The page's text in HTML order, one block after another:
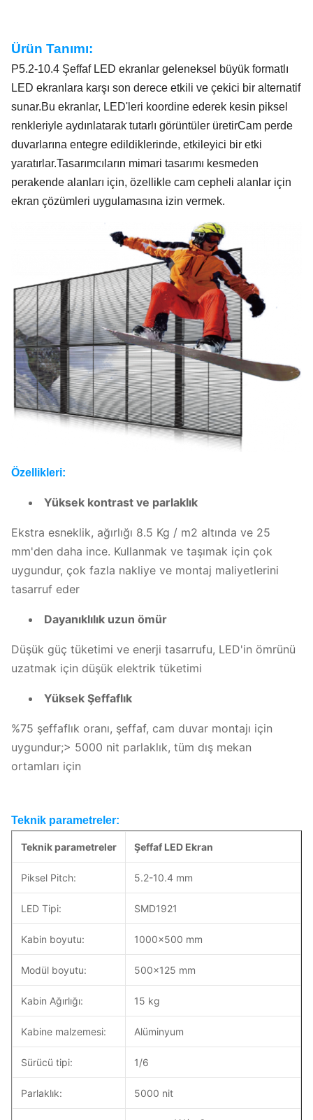
Ürün Tanımı:
P5.2-10.4 Şeffaf LED ekranlar geleneksel büyük formatlı
LED ekranlara karşı son derece etkili ve çekici bir alternatif
sunar.Bu ekranlar, LED'leri koordine ederek kesin piksel
renkleriyle aydınlatarak tutarlı görüntüler üretirCam perde
duvarlarına entegre edildiklerinde, etkileyici bir etki
yaratırlar.Tasarımcıların mimari tasarımı kesmeden
perakende alanları için, özellikle cam cepheli alanlar için
ekran çözümleri uygulamasına izin vermek.
Özellikleri:
Yüksek kontrast ve parlaklık
Ekstra esneklik, ağırlığı 8.5 Kg / m2 altında ve 25
mm'den daha ince. Kullanmak ve taşımak için çok
uygundur, çok fazla nakliye ve montaj maliyetlerini
tasarruf eder
Dayanıklılık uzun ömür
Düşük güç tüketimi ve enerji tasarrufu, LED'in ömrünü
uzatmak için düşük elektrik tüketimi
Yüksek Şeffaflık
%75 şeffaflık oranı, şeffaf, cam duvar montajı için
uygundur;> 5000 nit parlaklık, tüm dış mekan
ortamları için
Teknik parametreler:
Teknik parametreler Şeffaf LED Ekran
Piksel Pitch: 5.2-10.4 mm
LED Tipi: SMD1921
Kabin boyutu: 1000×500 mm
Modül boyutu: 500x125 mm
Kabin Ağırlığı: 15 kg
Kabine malzemesi: Alüminyum
Sürücü tipi: 1/6
Parlaklık: 5000 nit